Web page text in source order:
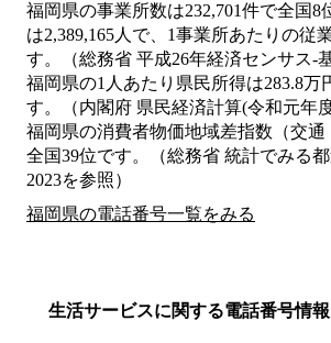
福岡県の事業所数は232,701件で全国8
は2,389,165人で、1事業所あたりの従
す。（総務省 平成26年経済センサス‐
福岡県の1人あたり県民所得は283.8万
す。（内閣府 県民経済計算(令和元年
福岡県の消費者物価地域差指数（交通
全国39位です。（総務省 統計でみる
2023を参照）
福岡県の電話番号一覧をみる
生活サービスに関する電話番号情報